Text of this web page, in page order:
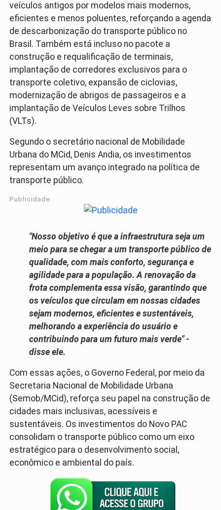
veículos antigos por modelos mais modernos,
eficientes e menos poluentes, reforçando a agenda
de descarbonização do transporte público no
Brasil. Também está incluso no pacote a
construção e requalificação de terminais,
implantação de corredores exclusivos para o
transporte coletivo, expansão de ciclovias,
modernização de abrigos de passageiros e a
implantação de Veículos Leves sobre Trilhos
(VLTs).
Segundo o secretário nacional de Mobilidade
Urbana do MCid, Denis Andia, os investimentos
representam um avanço integrado na política de
transporte público.
Publicidade
"Nosso objetivo é que a infraestrutura seja um
meio para se chegar a um transporte público de
qualidade, com mais conforto, segurança e
agilidade para a população. A renovação da
frota complementa essa visão, garantindo que
os veículos que circulam em nossas cidades
sejam modernos, eficientes e sustentáveis,
melhorando a experiência do usuário e
contribuindo para um futuro mais verde" -
disse ele.
Com essas ações, o Governo Federal, por meio da
Secretaria Nacional de Mobilidade Urbana
(Semob/MCid), reforça seu papel na construção de
cidades mais inclusivas, acessíveis e
sustentáveis. Os investimentos do Novo PAC
consolidam o transporte público como um eixo
estratégico para o desenvolvimento social,
econômico e ambiental do país.